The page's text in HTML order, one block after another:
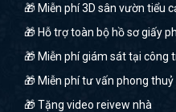
🎁 Miễn phí 3D sân vườn tiểu
🎁 Hỗ trợ toàn bộ hồ sơ giấy
🎁 Miễn phí giám sát tại công
🎁 Miễn phí tư vấn phong thuỷ
🎁 Tặng video reivew nhà